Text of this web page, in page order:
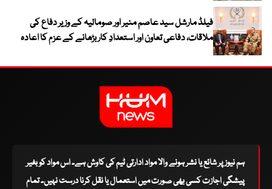
فیلڈ مارشل سید عاصم منیر اور صومالیہ کے وزیر دفاع کی
ملاقات، دفاعی تعاون اور استعدادِ کار بڑھانے کے عزم کا اعادہ
ہم نیوز پر شائع یا نشر ہونے والا مواد ادارتی ٹیم کی کاوش ہے۔ اس مواد کو بغیر
پیشگی اجازت کسی بھی صورت میں استعمال یا نقل کرنا درست نہیں۔ تمام